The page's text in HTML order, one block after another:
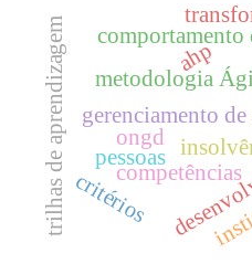
gerenciamento
metodologia
competências
ahp
ongd
critérios
trilhas de aprendizagem pessoas